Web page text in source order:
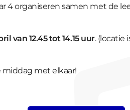
4 organiseren samen met de
van 12.45 tot 14.15 uur. (locatie
middag met elkaar!